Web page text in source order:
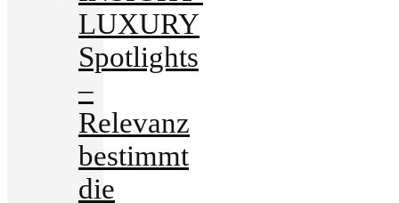
LUXURY
Spotlights
–
Relevanz
bestimmt
die